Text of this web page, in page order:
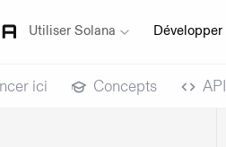
Utiliser Solana Développer
ici Concepts API